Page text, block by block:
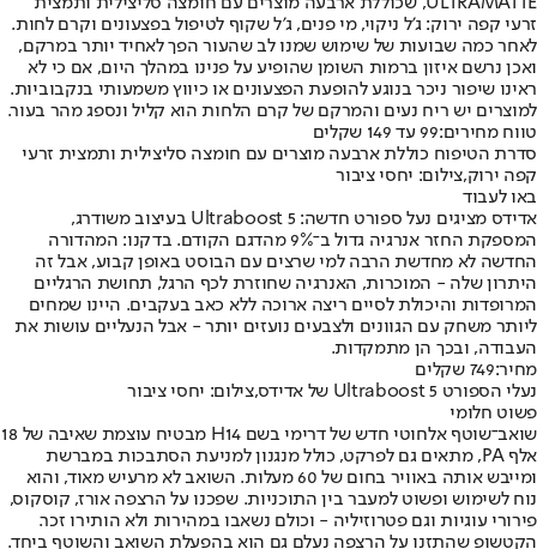
זרעי קפה ירוק: ג'ל ניקוי, מי פנים, ג'ל שקוף לטיפול בפצעונים וקרם לחות.
לאחר כמה שבועות של שימוש שמנו לב שהעור הפך לאחיד יותר במרקם,
ואכן נרשם איזון ברמות השומן שהופיע על פנינו במהלך היום, אם כי לא
ראינו שיפור ניכר בנוגע להופעת הפצעונים או כיווץ משמעותי בנקבוביות.
למוצרים יש ריח נעים והמרקם של קרם הלחות הוא קליל ונספג מהר בעור.
טווח מחירים:99 עד 149 שקלים
סדרת הטיפוח כוללת ארבעה מוצרים עם חומצה סליצילית ותמצית זרעי
קפה ירוק,צילום: יחסי ציבור
באו לעבוד
אדידס מציגים נעל ספורט חדשה: Ultraboost 5 בעיצוב משודרג,
המספקת החזר אנרגיה גדול ב־9% מהדגם הקודם. בדקנו: המהדורה
החדשה לא מחדשת הרבה למי שרצים עם הבוסט באופן קבוע, אבל זה
היתרון שלה - המוכרות, האנרגיה שחוזרת לכף הרגל, תחושת הרגליים
המרופדות והיכולת לסיים ריצה ארוכה ללא כאב בעקבים. היינו שמחים
ליותר משחק עם הגוונים ולצבעים נועזים יותר - אבל הנעליים עושות את
העבודה, ובכך הן מתמקדות.
מחיר:749 שקלים
נעלי הספורט Ultraboost 5 של אדידס,צילום: יחסי ציבור
פשוט חלומי
שואב־שוטף אלחוטי חדש של דרימי בשם H14 מבטיח עוצמת שאיבה של 18
אלף PA, מתאים גם לפרקט, כולל מנגנון למניעת הסתבכות במברשת
ומייבש אותה באוויר בחום של 60 מעלות. השואב לא מרעיש מאוד, והוא
נוח לשימוש ופשוט למעבר בין התוכניות. שפכנו על הרצפה אורז, קוסקוס,
פירורי עוגיות וגם פטרוזיליה - וכולם נשאבו במהירות ולא הותירו זכר.
הקטשופ שהתזנו על הרצפה נעלם גם הוא בהפעלת השואב והשוטף ביחד.